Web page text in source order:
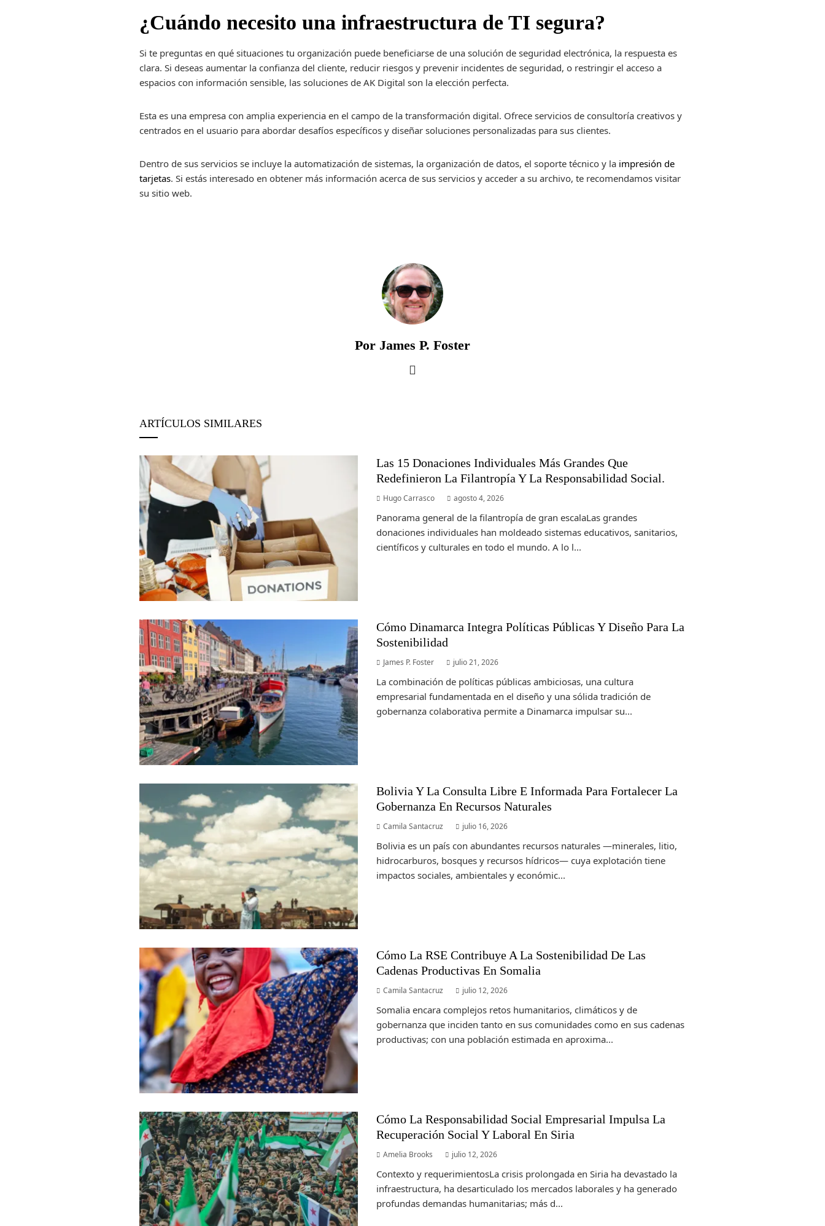
¿Cuándo necesito una infraestructura de TI segura?
Si te preguntas en qué situaciones tu organización puede beneficiarse de una solución de seguridad electrónica, la respuesta es
clara. Si deseas aumentar la confianza del cliente, reducir riesgos y prevenir incidentes de seguridad, o restringir el acceso a
espacios con información sensible, las soluciones de AK Digital son la elección perfecta.
Esta es una empresa con amplia experiencia en el campo de la transformación digital. Ofrece servicios de consultoría creativos y
centrados en el usuario para abordar desafíos específicos y diseñar soluciones personalizadas para sus clientes.
Dentro de sus servicios se incluye la automatización de sistemas, la organización de datos, el soporte técnico y la impresión de
tarjetas. Si estás interesado en obtener más información acerca de sus servicios y acceder a su archivo, te recomendamos visitar
su sitio web.
Por James P. Foster
ARTÍCULOS SIMILARES
Las 15 Donaciones Individuales Más Grandes Que
Redefinieron La Filantropía Y La Responsabilidad Social.
Hugo Carrasco agosto 4, 2026
Panorama general de la filantropía de gran escalaLas grandes
donaciones individuales han moldeado sistemas educativos, sanitarios,
científicos y culturales en todo el mundo. A lo l...
Cómo Dinamarca Integra Políticas Públicas Y Diseño Para La
Sostenibilidad
James P. Foster julio 21, 2026
La combinación de políticas públicas ambiciosas, una cultura
empresarial fundamentada en el diseño y una sólida tradición de
gobernanza colaborativa permite a Dinamarca impulsar su...
Bolivia Y La Consulta Libre E Informada Para Fortalecer La
Gobernanza En Recursos Naturales
Camila Santacruz julio 16, 2026
Bolivia es un país con abundantes recursos naturales —minerales, litio,
hidrocarburos, bosques y recursos hídricos— cuya explotación tiene
impactos sociales, ambientales y económic...
Cómo La RSE Contribuye A La Sostenibilidad De Las
Cadenas Productivas En Somalia
Camila Santacruz julio 12, 2026
Somalia encara complejos retos humanitarios, climáticos y de
gobernanza que inciden tanto en sus comunidades como en sus cadenas
productivas; con una población estimada en aproxima...
Cómo La Responsabilidad Social Empresarial Impulsa La
Recuperación Social Y Laboral En Siria
Amelia Brooks julio 12, 2026
Contexto y requerimientosLa crisis prolongada en Siria ha devastado la
infraestructura, ha desarticulado los mercados laborales y ha generado
profundas demandas humanitarias; más d...